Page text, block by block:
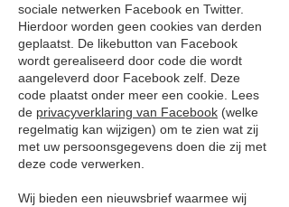
sociale netwerken Facebook en Twitter.
Hierdoor worden geen cookies van derden
geplaatst. De likebutton van Facebook
wordt gerealiseerd door code die wordt
aangeleverd door Facebook zelf. Deze
code plaatst onder meer een cookie. Lees
de privacyverklaring van Facebook (welke
regelmatig kan wijzigen) om te zien wat zij
met uw persoonsgegevens doen die zij met
deze code verwerken.
Wij bieden een nieuwsbrief waarmee wij